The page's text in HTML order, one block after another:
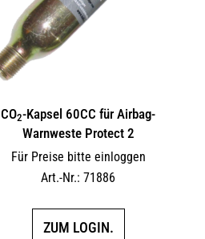
CO2-Kapsel 60CC für Airbag-
Warnweste Protect 2
Für Preise bitte einloggen
Art.-Nr.: 71886
ZUM LOGIN.